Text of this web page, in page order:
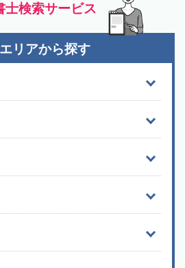
士検索サービス
リアから探す